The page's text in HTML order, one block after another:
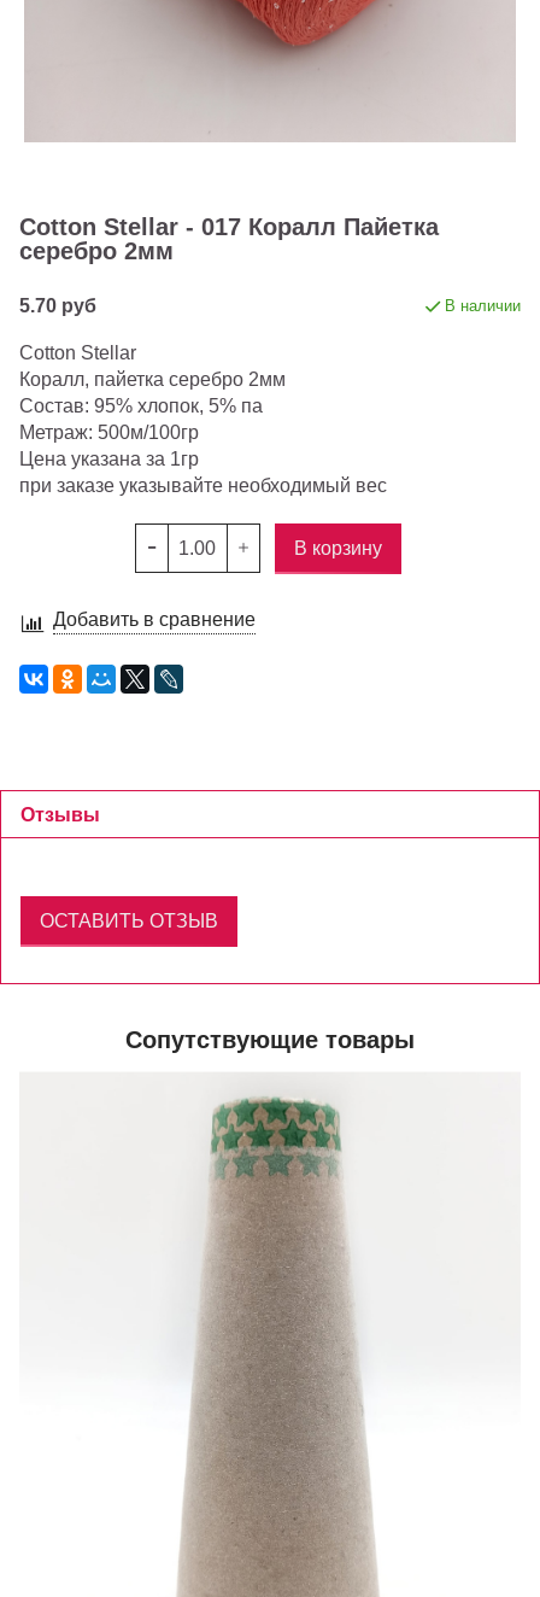
Cotton Stellar - 017 Коралл Пайетка
серебро 2мм
5.70 руб В наличии
Cotton Stellar
Коралл, пайетка серебро 2мм
Состав: 95% хлопок, 5% па
Метраж: 500м/100гр
Цена указана за 1гр
при заказе указывайте необходимый вес
В корзину
Добавить в сравнение
Отзывы
ОСТАВИТЬ ОТЗЫВ
Сопутствующие товары